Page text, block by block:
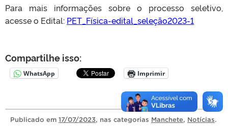
Para mais informações sobre o processo seletivo,
acesse o Edital: PET_Física-edital_seleção2023-1
Compartilhe isso:
WhatsApp Imprimir
Publicado em 17/07/2023, nas categorias Manchete, Notícias.